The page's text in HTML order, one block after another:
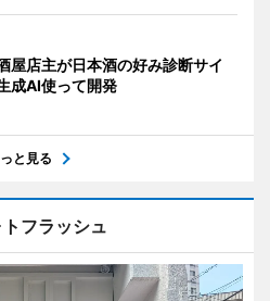
屋店主が日本酒の好み診断サイ
成AI使って開発
と見る
フラッシュ